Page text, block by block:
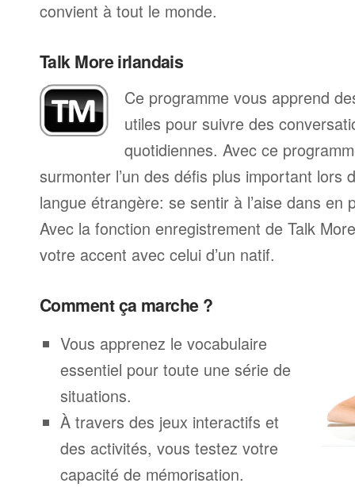
convient à tout le monde.
Talk More irlandais
Ce programme vous apprend
utiles pour suivre des
quotidiennes. Avec ce
surmonter l’un des défis plus important lors
langue étrangère: se sentir à l’aise dans en
Avec la fonction enregistrement de Talk
votre accent avec celui d’un natif.
Comment ça marche ?
Vous apprenez le vocabulaire
essentiel pour toute une série de
situations.
À travers des jeux interactifs et
des activités, vous testez votre
capacité de mémorisation.